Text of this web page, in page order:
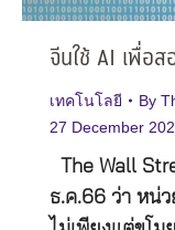
จีนใช้ AI เพื่อ
เทคโนโลยี By
27 December
The Wall
ธ.ค.66 ว่า หน่